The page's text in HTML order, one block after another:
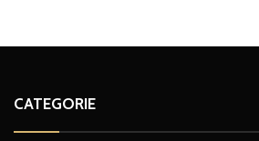
CATEGORIE